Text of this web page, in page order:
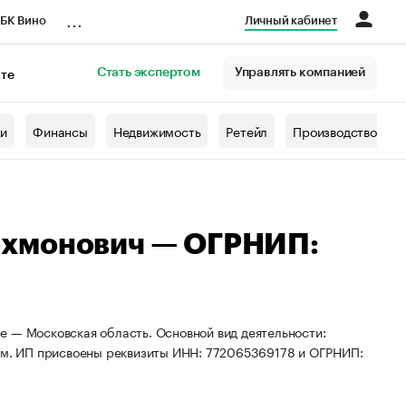
Вино Личный кабинет
Стать экспертом Управлять компанией
Финансы Недвижимость Ретейл Производство
— ОГРНИП:
Московская область. Основной вид деятельности:
ИП присвоены реквизиты ИНН: 772065369178 и ОГРНИП: